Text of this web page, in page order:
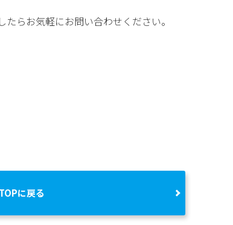
らお気軽にお問い合わせください。
TOPに戻る